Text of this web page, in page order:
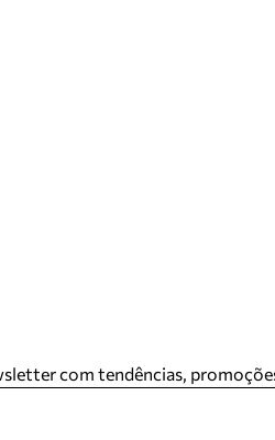
com tendências,